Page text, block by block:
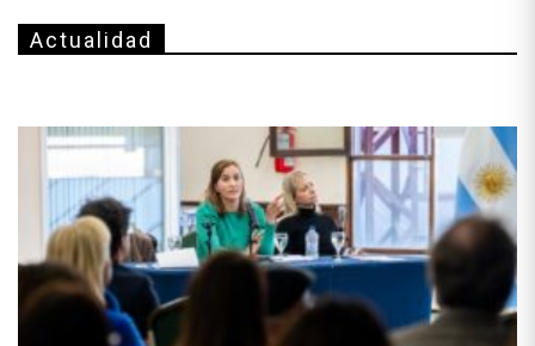
Actualidad